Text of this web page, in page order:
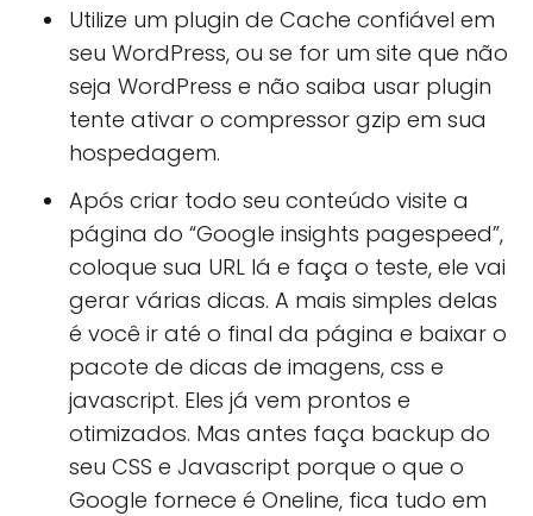
Utilize um plugin de Cache confiável em
seu WordPress, ou se for um site que não
seja WordPress e não saiba usar plugin
tente ativar o compressor gzip em sua
hospedagem.
Após criar todo seu conteúdo visite a
página do “Google insights pagespeed”,
coloque sua URL lá e faça o teste, ele vai
gerar várias dicas. A mais simples delas
é você ir até o final da página e baixar o
pacote de dicas de imagens, css e
javascript. Eles já vem prontos e
otimizados. Mas antes faça backup do
seu CSS e Javascript porque o que o
Google fornece é Oneline, fica tudo em